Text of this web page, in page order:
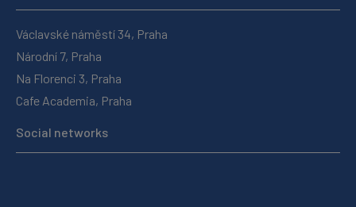
Václavské náměstí 34, Praha
Národní 7, Praha
Na Florenci 3, Praha
Cafe Academia, Praha
Social networks